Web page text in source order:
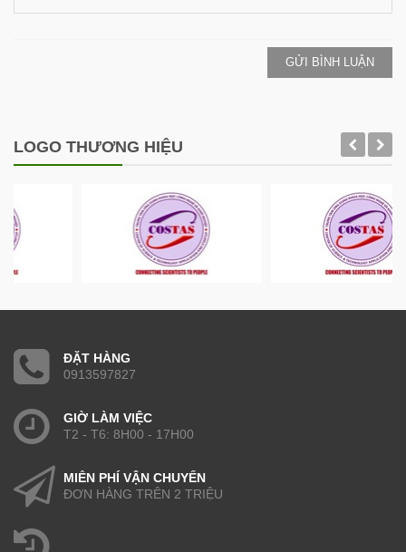
GỬI BÌNH LUẬN
LOGO THƯƠNG HIỆU
ĐẶT HÀNG
0913597827
GIỜ LÀM VIỆC
T2 - T6: 8H00 - 17H00
MIỄN PHÍ VẬN CHUYỂN
ĐƠN HÀNG TRÊN 2 TRIỆU